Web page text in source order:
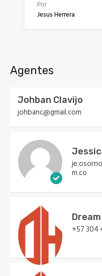
Por
Jesus Herrera
Agentes
Johban Clavijo
johbanc@gmail.com
m.co
+57 304